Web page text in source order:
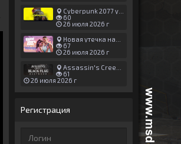
Cyberpunk 2077 установила новый рекорд: 1,5 млрд загрузок модов, в топе — контент 18+
60
26 июля 2026 г
Новая утечка намекает на выход третьего трейлера GTA 6 уже 7 августа
67
26 июля 2026 г
Assassin's Creed Black Flag Resynced может позаимствовать систему испытаний у Mirage
61
26 июля 2026 г
Регистрация